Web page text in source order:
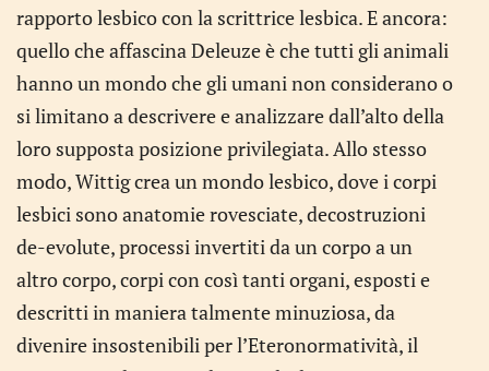
rapporto lesbico con la scrittrice lesbica. E ancora:
quello che affascina Deleuze è che tutti gli animali
hanno un mondo che gli umani non considerano o
si limitano a descrivere e analizzare dall’alto della
loro supposta posizione privilegiata. Allo stesso
modo, Wittig crea un mondo lesbico, dove i corpi
lesbici sono anatomie rovesciate, decostruzioni
de-evolute, processi invertiti da un corpo a un
altro corpo, corpi con così tanti organi, esposti e
descritti in maniera talmente minuziosa, da
divenire insostenibili per l’Eteronormatività, il